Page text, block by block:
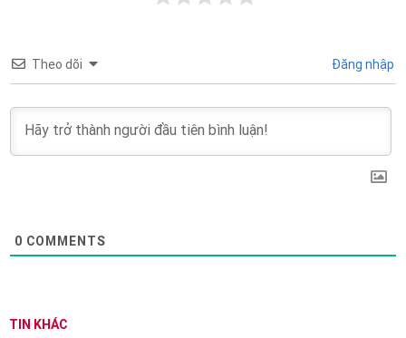
Theo dõi Đăng nhập
0 COMMENTS
TIN KHÁC